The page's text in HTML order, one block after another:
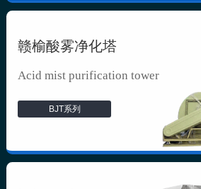
赣榆酸雾净化塔
Acid mist purification tower
BJT系列